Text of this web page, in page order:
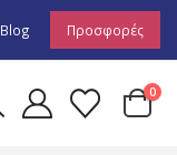
Blog Προσφορές
0